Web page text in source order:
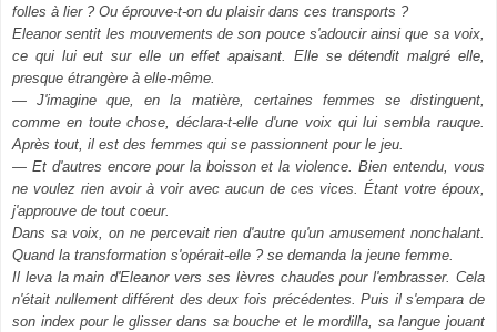
folles à lier ? Ou éprouve-t-on du plaisir dans ces transports ?
Eleanor sentit les mouvements de son pouce s'adoucir ainsi que sa voix,
ce qui lui eut sur elle un effet apaisant. Elle se détendit malgré elle,
presque étrangère à elle-même.
— J'imagine que, en la matière, certaines femmes se distinguent,
comme en toute chose, déclara-t-elle d'une voix qui lui sembla rauque.
Après tout, il est des femmes qui se passionnent pour le jeu.
— Et d'autres encore pour la boisson et la violence. Bien entendu, vous
ne voulez rien avoir à voir avec aucun de ces vices. Étant votre époux,
j'approuve de tout coeur.
Dans sa voix, on ne percevait rien d'autre qu'un amusement nonchalant.
Quand la transformation s'opérait-elle ? se demanda la jeune femme.
Il leva la main d'Eleanor vers ses lèvres chaudes pour l'embrasser. Cela
n'était nullement différent des deux fois précédentes. Puis il s'empara de
son index pour le glisser dans sa bouche et le mordilla, sa langue jouant